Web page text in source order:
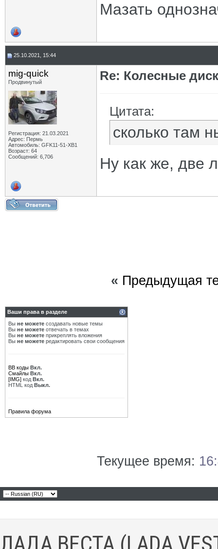
Мазать
25.10.2021, 15:44
mig-quick
Продвинутый
Регистрация: 21.03.2021
Адрес: Пермь
Автомобиль: GFK11-51-ХВ1
Возраст: 64
Сообщений: 6,706
Re: Колесные
Цитата:
сколько там
Ну как же, две
« Предыдущая
Ваши права в разделе
Вы не можете создавать новые темы
Вы не можете отвечать в темах
Вы не можете прикреплять вложения
Вы не можете редактировать свои сообщения
BB коды Вкл.
Смайлы Вкл.
[IMG] код Вкл.
HTML код Выкл.
Правила форума
Текущее время: